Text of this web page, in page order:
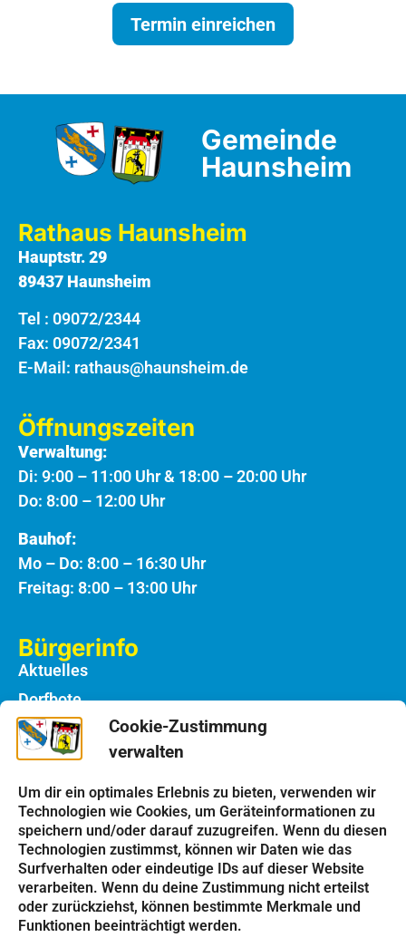
Cookie-Zustimmung
verwalten
Um dir ein optimales Erlebnis zu bieten, verwenden wir
Technologien wie Cookies, um Geräteinformationen zu
speichern und/oder darauf zuzugreifen. Wenn du diesen
Technologien zustimmst, können wir Daten wie das
Surfverhalten oder eindeutige IDs auf dieser Website
verarbeiten. Wenn du deine Zustimmung nicht erteilst
oder zurückziehst, können bestimmte Merkmale und
Funktionen beeinträchtigt werden.
Termin einreichen
Gemeinde
Haunsheim
Rathaus Haunsheim
Hauptstr. 29
89437 Haunsheim
Tel : 09072/2344
Fax: 09072/2341
E-Mail: rathaus@haunsheim.de
Öffnungszeiten
Verwaltung:
Di: 9:00 – 11:00 Uhr & 18:00 – 20:00 Uhr
Do: 8:00 – 12:00 Uhr
Bauhof:
Mo – Do: 8:00 – 16:30 Uhr
Freitag: 8:00 – 13:00 Uhr
Bürgerinfo
Aktuelles
Dorfbote
Rathaus
Notdienste
Bauhof
Einrichtungen
Kindergarten
Schulen
Kirchen